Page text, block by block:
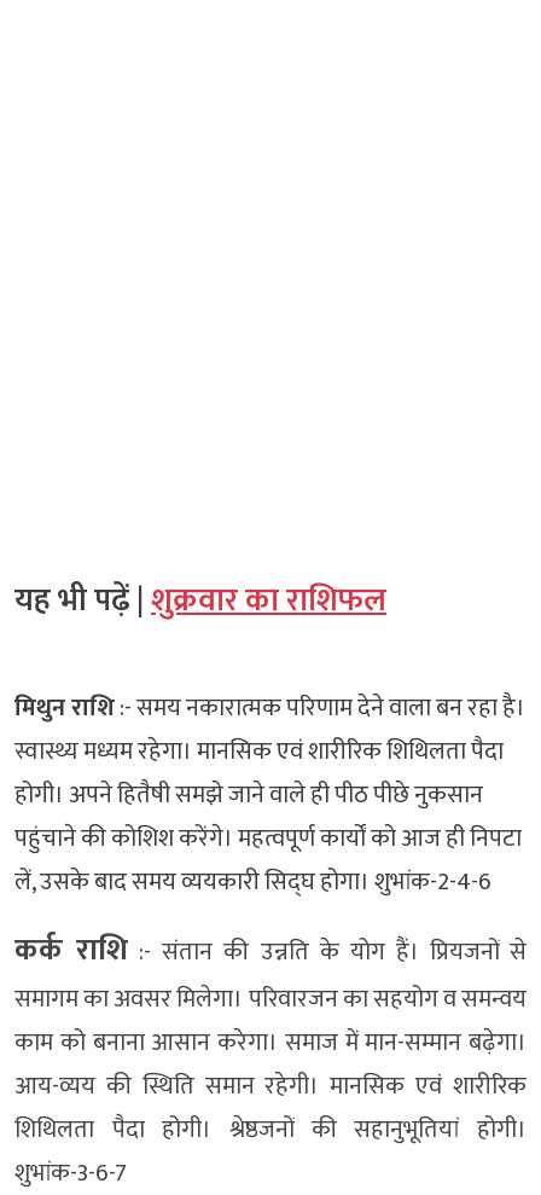
यह भी पढ़ें |शुक्रवार का राशिफल
मिथुन राशि:- समय नकारात्मक परिणाम देने वाला बन रहा है।
स्वास्थ्य मध्यम रहेगा। मानसिक एवं शारीरिक शिथिलता पैदा
होगी। अपने हितैषी समझे जाने वाले ही पीठ पीछे नुकसान
पहुंचाने की कोशिश करेंगे। महत्वपूर्ण कार्यों को आज ही निपटा
लें, उसके बाद समय व्ययकारी सिद्घ होगा। शुभांक-2-4-6
कर्क राशि :- संतान की उन्नति के योग हैं। प्रियजनों से
समागम का अवसर मिलेगा। परिवारजन का सहयोग व समन्वय
काम को बनाना आसान करेगा। समाज में मान-सम्मान बढ़ेगा।
आय-व्यय की स्थिति समान रहेगी। मानसिक एवं शारीरिक
शिथिलता पैदा होगी। श्रेष्ठजनों की सहानुभूतियां होगी।
शुभांक-3-6-7